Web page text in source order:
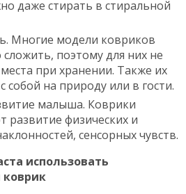
даже стирать в стиральной
Многие модели ковриков
поэтому для них не
при хранении. Также их
собой на природу или в гости.
малыша. Коврики
развитие физических и
сенсорных чувств.
использовать